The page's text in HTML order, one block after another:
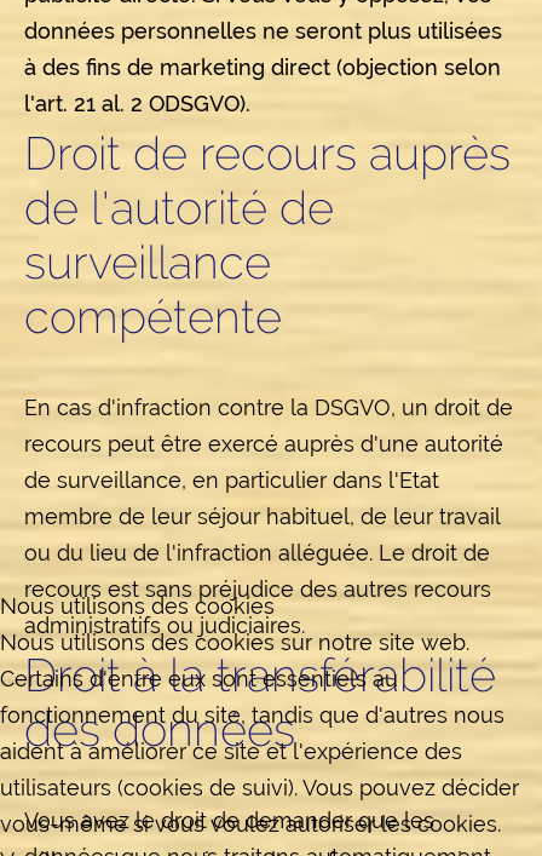
données personnelles ne seront plus utilisées
à des fins de marketing direct (objection selon
l'art. 21 al. 2 ODSGVO).
Droit de recours auprès
de l'autorité de
surveillance
compétente
En cas d'infraction contre la DSGVO, un droit de
recours peut être exercé auprès d'une autorité
de surveillance, en particulier dans l'Etat
membre de leur séjour habituel, de leur travail
ou du lieu de l'infraction alléguée. Le droit de
recours est sans préjudice des autres recours
administratifs ou judiciaires.
Droit à la transférabilité
des données
Vous avez le droit de demander que les
Nous utilisons des cookies
Nous utilisons des cookies sur notre site web.
Certains d'entre eux sont essentiels au
fonctionnement du site, tandis que d'autres nous
aident à améliorer ce site et l'expérience des
utilisateurs (cookies de suivi). Vous pouvez décider
vous-même si vous voulez autoriser les cookies.